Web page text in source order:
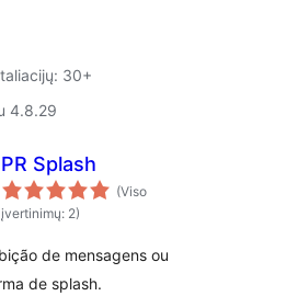
30+
4.8.29
PR Splash
(Viso
įvertinimų: 2)
de mensagens ou
de splash.